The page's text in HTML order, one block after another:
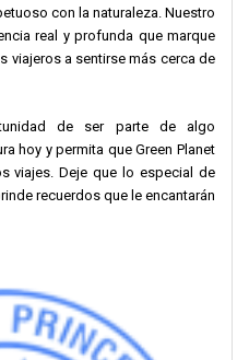
con la naturaleza. Nuestro
real y profunda que marque
viajeros a sentirse más cerca de
de ser parte de algo
hoy y permita que Green Planet
viajes. Deje que lo especial de
recuerdos que le encantarán